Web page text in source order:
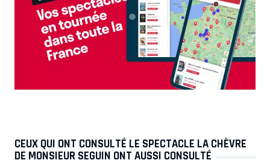
CEUX QUI ONT CONSULTÉ LE SPECTACLE LA CHÈVRE
DE MONSIEUR SEGUIN ONT AUSSI CONSULTÉ